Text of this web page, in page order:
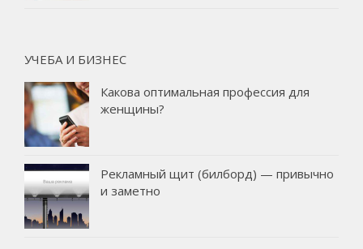
УЧЕБА И БИЗНЕС
Какова оптимальная профессия для
женщины?
Рекламный щит (билборд) — привычно
и заметно